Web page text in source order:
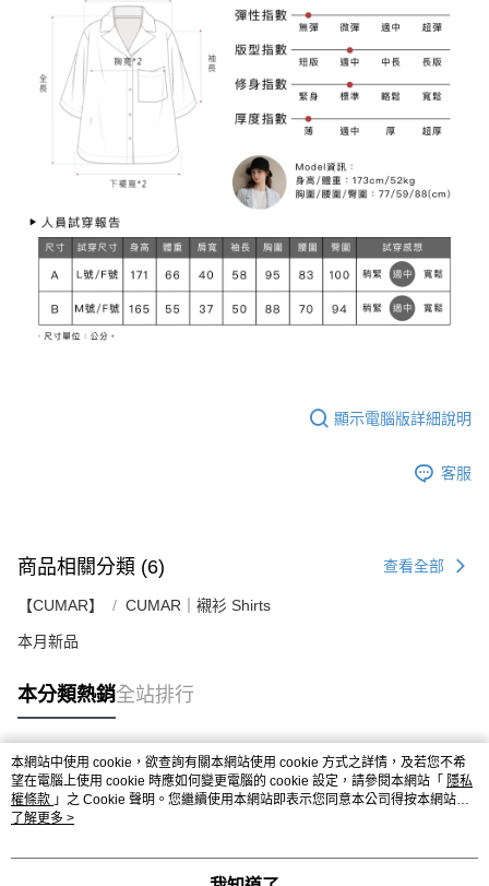
顯示電腦版詳細說明
客服
商品相關分類 (6) 查看全部
【CUMAR】 CUMAR｜襯衫 Shirts
本月新品
本分類熱銷全站排行
熱門標籤
本網站中使用 cookie，欲查詢有關本網站使用 cookie 方式之詳情，及若您不希
望在電腦上使用 cookie 時應如何變更電腦的 cookie 設定，請參閱本網站「 隱私
權條款 」之 Cookie 聲明。您繼續使用本網站即表示您同意本公司得按本網站使
用條款之 Cookie 聲明使用 cookie。
了解更多 >